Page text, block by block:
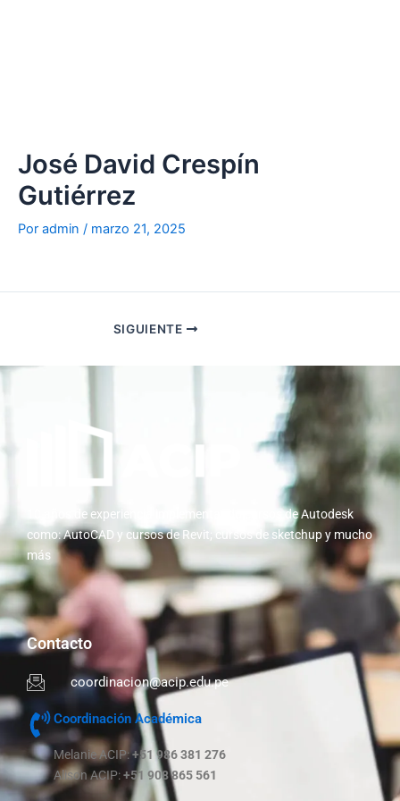
José David Crespín
Gutiérrez
Por admin / marzo 21, 2025
SIGUIENTE
10 años de experiencia implementando cursos de Autodesk
como: AutoCAD y cursos de Revit; cursos de sketchup y mucho
más
Contacto
coordinacion@acip.edu.pe
Coordinación Académica
Melanie ACIP:+51 986 381 276
Alison ACIP:+51 908 865 561